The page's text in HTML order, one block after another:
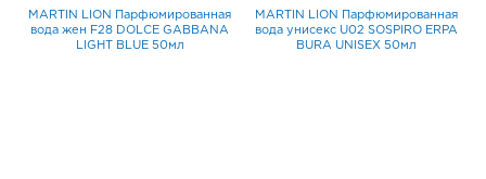
MARTIN LION Парфюмированная
вода жен F28 DOLCE GABBANA
LIGHT BLUE 50мл
MARTIN LION Парфюмированная
вода унисекс U02 SOSPIRO ERPA
BURA UNISEX 50мл